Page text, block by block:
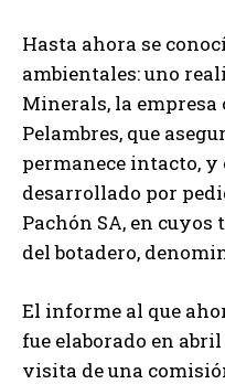
Hasta ahora se
ambientales: uno
Minerals, la
Pelambres, que
permanece intacto, y
desarrollado por
Pachón SA, en
del botadero,
El informe al que
fue elaborado en
visita de una